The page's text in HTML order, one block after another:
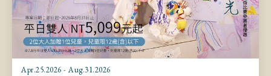
Apr.25.2026 - Aug.31.2026